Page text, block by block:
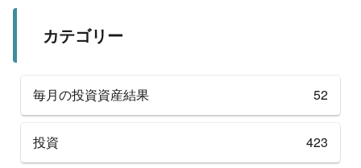
カテゴリー
毎月の投資資産結果 52
投資 423